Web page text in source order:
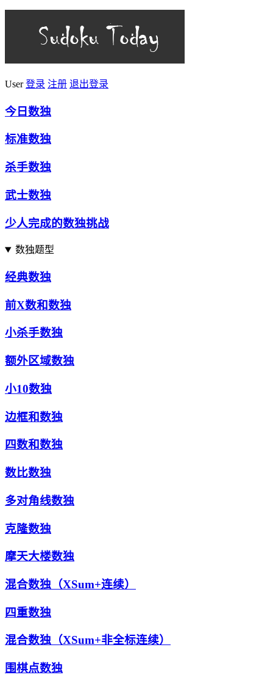
User 登录 注册 退出登录
今日数独
标准数独
杀手数独
武士数独
少人完成的数独挑战
数独题型
经典数独
前X数和数独
小杀手数独
额外区域数独
小10数独
边框和数独
四数和数独
数比数独
多对角线数独
克隆数独
摩天大楼数独
混合数独（XSum+连续）
四重数独
混合数独（XSum+非全标连续）
围棋点数独